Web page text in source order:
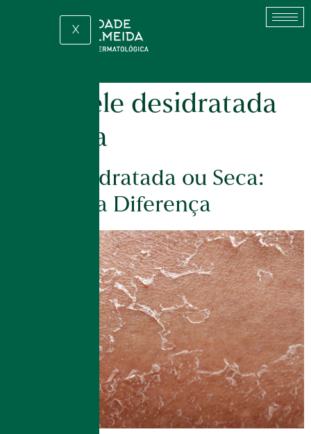
X
pele desidratada
ou seca
Pele Desidratada ou Seca:
Entenda a Diferença